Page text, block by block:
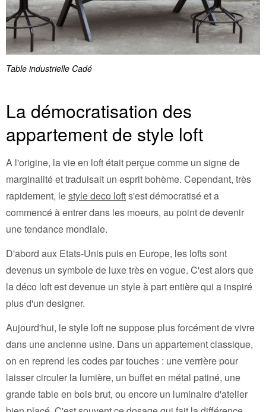
Table industrielle Cadé
La démocratisation des
appartement de style loft
A l'origine, la vie en loft était perçue comme un signe de
marginalité et traduisait un esprit bohème. Cependant, très
rapidement, lestyle deco lofts'est démocratisé et a
commencé à entrer dans les moeurs, au point de devenir
une tendance mondiale.
D'abord aux Etats-Unis puis en Europe, les lofts sont
devenus un symbole de luxe très en vogue. C'est alors que
la déco loft est devenue un style à part entière qui a inspiré
plus d'un designer.
Aujourd'hui, le style loft ne suppose plus forcément de vivre
dans une ancienne usine. Dans un appartement classique,
on en reprend les codes par touches : une verrière pour
laisser circuler la lumière, un buffet en métal patiné, une
grande table en bois brut, ou encore un luminaire d'atelier